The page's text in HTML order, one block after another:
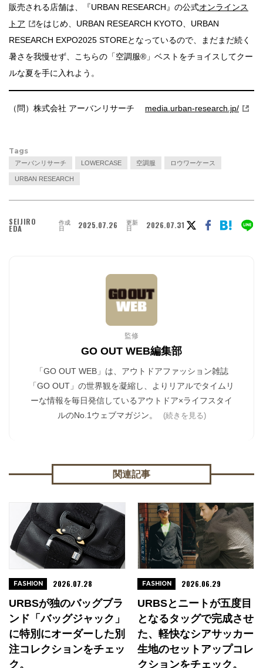
販売される店舗は、『URBAN RESEARCH』の公式オンラインス
トア
をはじめ、URBAN RESEARCH KYOTO、URBAN
RESEARCH EXPO2025 STOREとなっているので、まだまだ続く
暑さを我慢せず、こちらの「空調服®」ベストをチョイスしてクー
ルな夏を手に入れよう。
（問）株式会社 アーバンリサーチ media.urban-research.jp/
Tags
アーバンリサーチ LOWERCASE 空調服 ロウワーケース
URBAN RESEARCH
SEIJIRO
EDA
作成
日 2025.07.26 更新
日 2026.07.31
監修
GO OUT WEB編集部
「GO OUT WEB」は、アウトドアファッション雑誌
「GO OUT」の世界観を凝縮し、よりリアルでタイムリ
ーな情報を毎日発信しているアウトドア×ライフスタイ
ルのNo.1ウェブマガジン。
(続きを見る)
関連記事
URBSが独のバッグブラ
ンド「バッグジャック」
に特別にオーダーした別
注コレクションをチェッ
ク。
FASHION 2026.07.28
URBSとニートが五度目
となるタッグで完成させ
た、軽快なシアサッカー
生地のセットアップコレ
クションをチェック。
FASHION 2026.06.29